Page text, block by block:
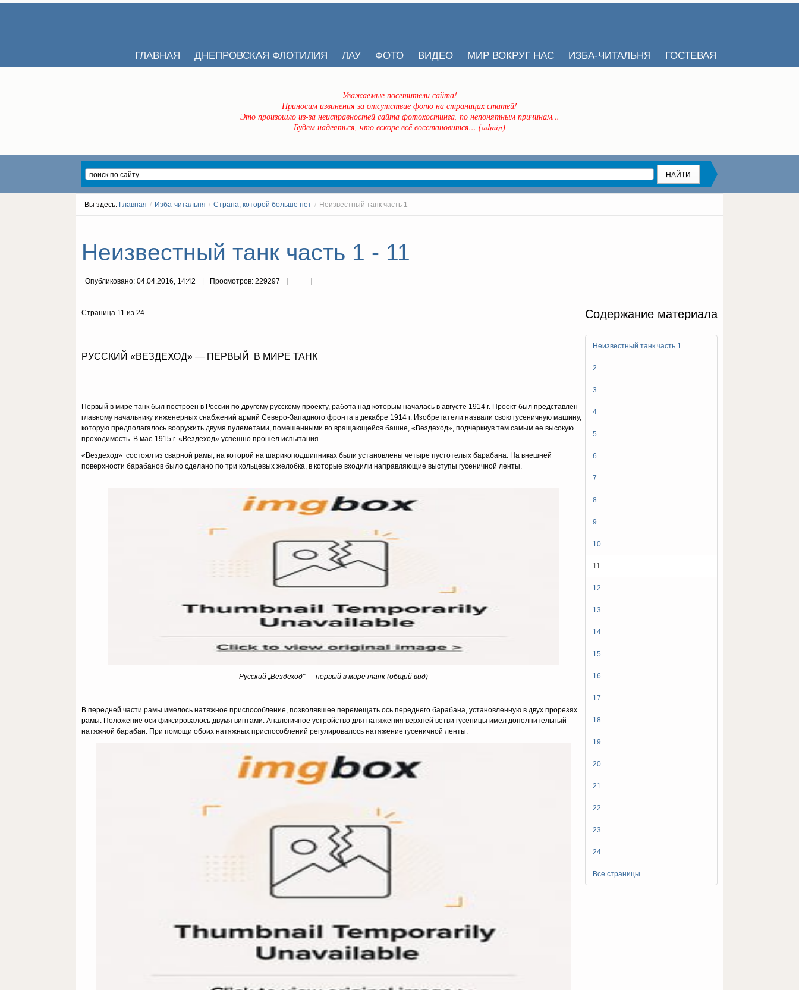
ГЛАВНАЯ ДНЕПРОВСКАЯ ФЛОТИЛИЯ ЛАУ ФОТО ВИДЕО МИР ВОКРУГ НАС ИЗБА-ЧИТАЛЬНЯ ГОСТЕВАЯ
Уважаемые посетители сайта!
Приносим извинения за отсутствие фото на страницах статей!
Это произошло из-за неисправностей сайта фотохостинга, по непонятным причинам...
Будем надеяться, что вскоре всё восстановится... (admin)
Вы здесь: Главная / Изба-читальня / Страна, которой больше нет / Неизвестный танк часть 1
Неизвестный танк часть 1 - 11
Опубликовано: 04.04.2016, 14:42 Просмотров: 229297
Содержание материала
Неизвестный танк часть 1
2
3
4
5
6
7
8
9
10
11
12
13
14
15
16
17
18
19
20
21
22
23
24
Все страницы
Страница 11 из 24
РУССКИЙ «ВЕЗДЕХОД» — ПЕРВЫЙ В МИРЕ ТАНК
Первый в мире танк был построен в России по другому русскому проекту, работа над которым началась в августе 1914 г. Проект был представлен
главному начальнику инженерных снабжений армий Северо-Западного фронта в декабре 1914 г. Изобретатели назвали свою гусенич­ную машину,
которую предполагалось вооружить двумя пулеметами, по­мешенными во вращающейся башне, «Вездеход», подчеркнув тем самым ее высокую
проходимость. В мае 1915 г. «Вездеход» успешно прошел испытания.
«Вездеход» состоял из сварной рамы, на которой на шарикоподшипниках были установлены четыре пустотелых барабана. На внешней
поверхности барабанов было сделано по три кольцевых желобка, в которые входили направляющие выступы гусеничной ленты.
Русский „Вездеход" — первый в мире танк (общий вид)
В передней части рамы имелось натяжное приспособление, позво­лявшее перемещать ось переднего барабана, установленную в двух про­резях
рамы. Положение оси фиксировалось двумя винтами. Аналогичное устройство для натяжения верхней ветви гусеницы имел дополнительный
натяжной барабан. При помощи обоих натяжных приспособлений регу­лировалось натяжение гусеничной ленты.